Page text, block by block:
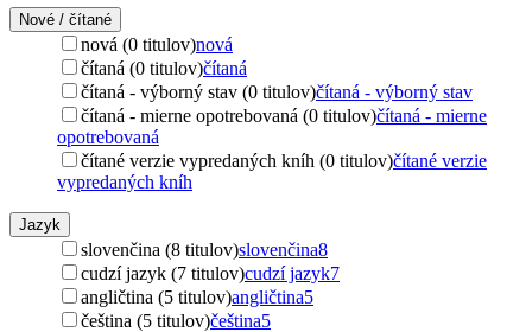
Nové / čítané
nová (0 titulov)nová
čítaná (0 titulov)čítaná
čítaná - výborný stav (0 titulov)čítaná - výborný stav
čítaná - mierne opotrebovaná (0 titulov)čítaná - mierne
opotrebovaná
čítané verzie vypredaných kníh (0 titulov)čítané verzie
vypredaných kníh
Jazyk
slovenčina (8 titulov)slovenčina8
cudzí jazyk (7 titulov)cudzí jazyk7
angličtina (5 titulov)angličtina5
čeština (5 titulov)čeština5